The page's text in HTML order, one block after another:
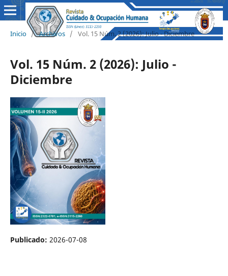
Inicio / Archivos / Vol. 15 Núm. 2 (2026): Julio - Diciembre
Vol. 15 Núm. 2 (2026): Julio -
Diciembre
Publicado: 2026-07-08